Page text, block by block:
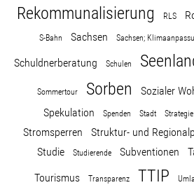
Rekommunalisierung
RLS
S-Bahn Sachsen Sachsen;
Schuldnerberatung Schulen
Sommertour Sorben Sozialer
Spekulation Spenden Stadt Strategie
Stromsperren Struktur- und
Studie
Studierende Subventionen
Tourismus Transparenz TTIP